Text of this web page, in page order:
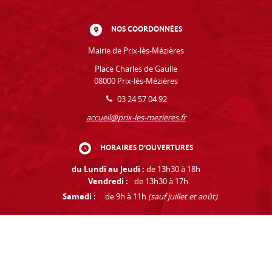
NOS COORDONNÉES
Mairie de Prix-lès-Mézières
Place Charles de Gaulle
08000 Prix-lès-Mézières
03 24 57 04 92
accueil@prix-les-mezieres.fr
HORAIRES D'OUVERTURES
du Lundi au Jeudi : de 13h30 à 18h
Vendredi :
de 13h30 à 17h
Samedi :
de 9h à 11h (sauf juillet et août)